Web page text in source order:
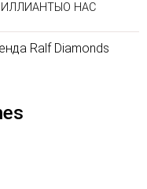
О НАС
Ralf Diamonds